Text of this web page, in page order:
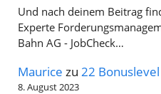
Und nach deinem Beitrag
Experte
Bahn AG - JobCheck…
Maurice zu 22
8. August 2023